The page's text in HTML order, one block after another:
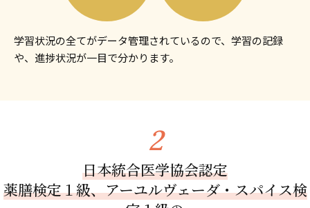
学習状況の全てがデータ管理されているので、学習の記録
や、進捗状況が一目で分かります。
日本統合医学協会認定
薬膳検定１級、アーユルヴェーダ・スパイス検